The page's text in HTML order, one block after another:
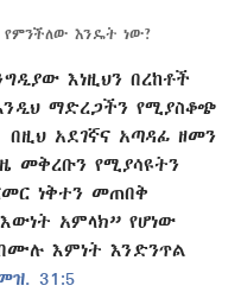
እንዴት ነው?
እነዚህን በረከቶች
ማድረጋችን የሚያስቆጭ
አደገኛና አጣዳፊ ዘመን
መቅረቡን የሚያሳዩትን
ነቅተን መጠበቅ
አምላክ” የሆነው
እምነት እንድንጥል
31:5